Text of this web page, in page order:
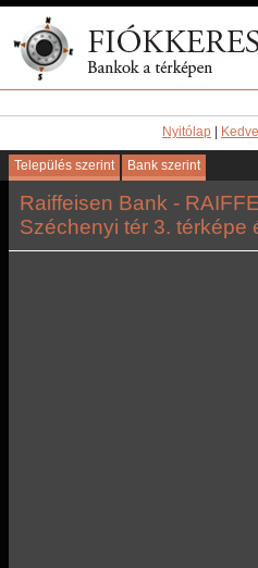
Nyitólap
Település szerint Bank szerint
Raiffeisen Bank -
Széchenyi tér 3. térképe